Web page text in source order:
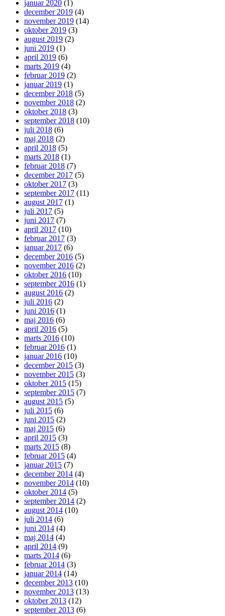
januar 2020 (1)
december 2019 (4)
november 2019 (14)
oktober 2019 (3)
august 2019 (2)
juni 2019 (1)
april 2019 (6)
marts 2019 (4)
februar 2019 (2)
januar 2019 (1)
december 2018 (5)
november 2018 (2)
oktober 2018 (3)
september 2018 (10)
juli 2018 (6)
maj 2018 (2)
april 2018 (5)
marts 2018 (1)
februar 2018 (7)
december 2017 (5)
oktober 2017 (3)
september 2017 (11)
august 2017 (1)
juli 2017 (5)
juni 2017 (7)
april 2017 (10)
februar 2017 (3)
januar 2017 (6)
december 2016 (5)
november 2016 (2)
oktober 2016 (10)
september 2016 (1)
august 2016 (2)
juli 2016 (2)
juni 2016 (1)
maj 2016 (6)
april 2016 (5)
marts 2016 (10)
februar 2016 (1)
januar 2016 (10)
december 2015 (3)
november 2015 (3)
oktober 2015 (15)
september 2015 (7)
august 2015 (5)
juli 2015 (6)
juni 2015 (2)
maj 2015 (6)
april 2015 (3)
marts 2015 (8)
februar 2015 (4)
januar 2015 (7)
december 2014 (4)
november 2014 (10)
oktober 2014 (5)
september 2014 (2)
august 2014 (10)
juli 2014 (6)
juni 2014 (4)
maj 2014 (4)
april 2014 (9)
marts 2014 (6)
februar 2014 (3)
januar 2014 (14)
december 2013 (10)
november 2013 (13)
oktober 2013 (12)
september 2013 (6)